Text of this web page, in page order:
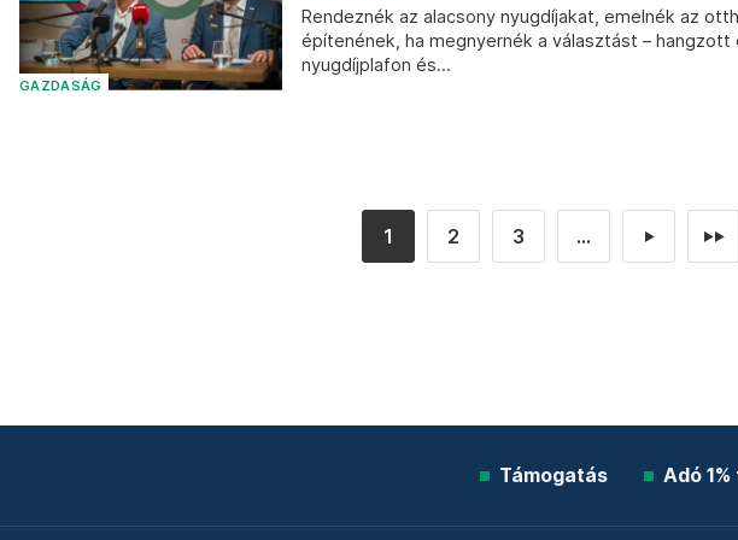
GAZDASÁG
Rendeznék az alacsony nyugdíjakat, emelnék az
építenének, ha megnyernék a választást –
nyugdíjplafon és...
1 2 3 ... ► ►►
Támogatás Adó